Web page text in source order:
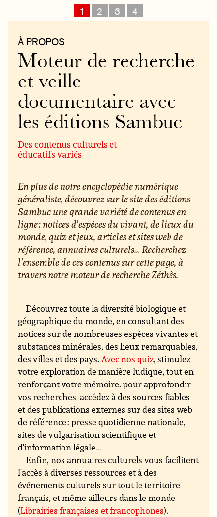
1 2 3 4
À PROPOS
Moteur de recherche
et veille
documentaire avec
les éditions Sambuc
Des contenus culturels et
éducatifs variés
En plus de notre encyclopédie numérique
généraliste, découvrez sur le site des éditions
Sambuc une grande variété de contenus en
ligne : notices d'espèces du vivant, de lieux du
monde, quiz et jeux, articles et sites web de
référence, annuaires culturels... Recherchez
l'ensemble de ces contenus sur cette page, à
travers notre moteur de recherche Zéthès.
Découvrez toute la diversité biologique et
géographique du monde, en consultant des
notices sur de nombreuses espèces vivantes et
substances minérales, des lieux remarquables,
des villes et des pays.Avec nos quiz, stimulez
votre exploration de manière ludique, tout en
renforçant votre mémoire. pour approfondir
vos recherches, accédez à des sources fiables
et des publications externes sur des sites web
de référence : presse quotidienne nationale,
sites de vulgarisation scientifique et
d'information légale...
Enfin, nos annuaires culturels vous facilitent
l'accès à diverses ressources et à des
événements culturels sur tout le territoire
français, et même ailleurs dans le monde
(Librairies françaises et francophones).